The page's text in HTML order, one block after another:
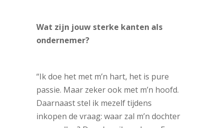
Wat zijn jouw sterke kanten als
ondernemer?
“Ik doe het met m’n hart, het is pure
passie. Maar zeker ook met m’n hoofd.
Daarnaast stel ik mezelf tijdens
inkopen de vraag: waar zal m’n dochter